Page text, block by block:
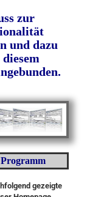
zur
und dazu
Programm
gezeigte